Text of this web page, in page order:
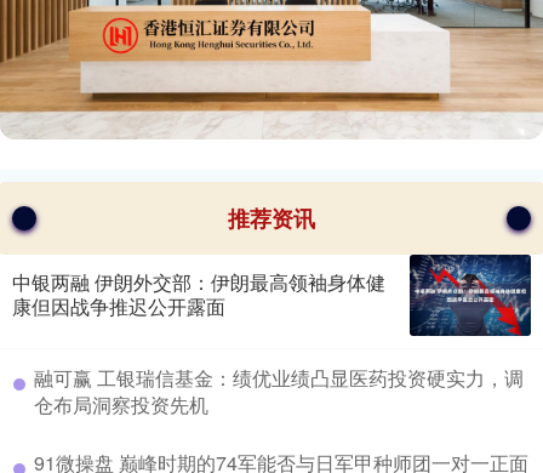
推荐资讯
中银两融 伊朗外交部：伊朗最高领袖身体健
康但因战争推迟公开露面
​融可赢 工银瑞信基金：绩优业绩凸显医药投资硬实力，调
仓布局洞察投资先机
​91微操盘 巅峰时期的74军能否与日军甲种师团一对一正面